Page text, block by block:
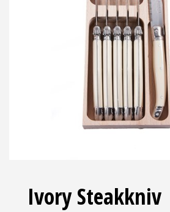
Ivory Steakkniv